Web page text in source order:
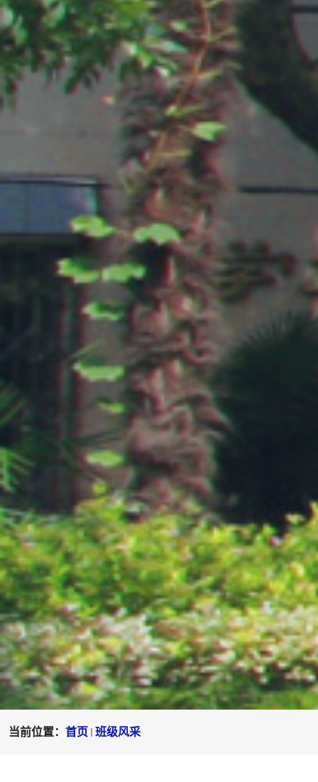
当前位置： 首页 班级风采